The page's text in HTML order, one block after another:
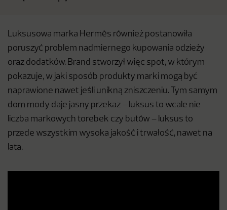
Luksusowa marka Hermès również postanowiła
poruszyć problem nadmiernego kupowania odzieży
oraz dodatków. Brand stworzył więc spot, w którym
pokazuje, w jaki sposób produkty marki mogą być
naprawione nawet jeśli unikną zniszczeniu. Tym samym
dom mody daje jasny przekaz – luksus to wcale nie
liczba markowych torebek czy butów – luksus to
przede wszystkim wysoka jakość i trwałość, nawet na
lata.